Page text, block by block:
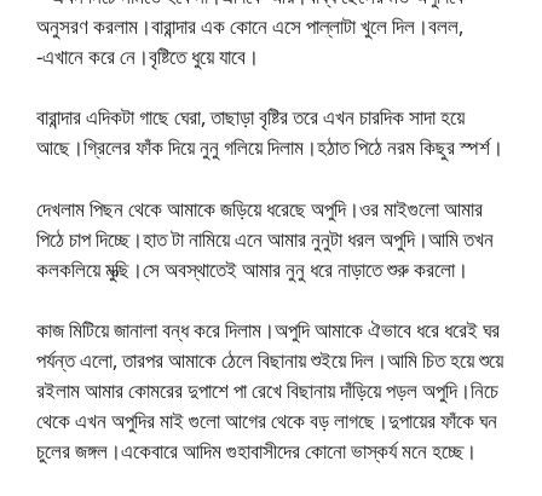
অনুসরণ করলাম।বারান্দার এক কোনে এসে পাল্লাটা খুলে দিল।বলল,
-এখানে করে নে।বৃষ্টিতে ধুয়ে যাবে।
বারান্দার এদিকটা গাছে ঘেরা, তাছাড়া বৃষ্টির তরে এখন চারদিক সাদা হয়ে
আছে।গ্রিলের ফাঁক দিয়ে নুনু গলিয়ে দিলাম।হঠাত পিঠে নরম কিছুর স্পর্শ।
দেখলাম পিছন থেকে আমাকে জড়িয়ে ধরেছে অপুদি।ওর মাইগুলো আমার
পিঠে চাপ দিচ্ছে।হাত টা নামিয়ে এনে আমার নুনুটা ধরল অপুদি।আমি তখন
কলকলিয়ে মুত্ছি।সে অবস্থাতেই আমার নুনু ধরে নাড়াতে শুরু করলো।
কাজ মিটিয়ে জানালা বন্ধ করে দিলাম।অপুদি আমাকে ঐভাবে ধরে ধরেই ঘর
পর্যন্ত এলো, তারপর আমাকে ঠেলে বিছানায় শুইয়ে দিল।আমি চিত হয়ে শুয়ে
রইলাম আমার কোমরের দুপাশে পা রেখে বিছানায় দাঁড়িয়ে পড়ল অপুদি।নিচে
থেকে এখন অপুদির মাই গুলো আগের থেকে বড় লাগছে।দুপায়ের ফাঁকে ঘন
চুলের জঙ্গল।একেবারে আদিম গুহাবাসীদের কোনো ভাস্কর্য মনে হচ্ছে।